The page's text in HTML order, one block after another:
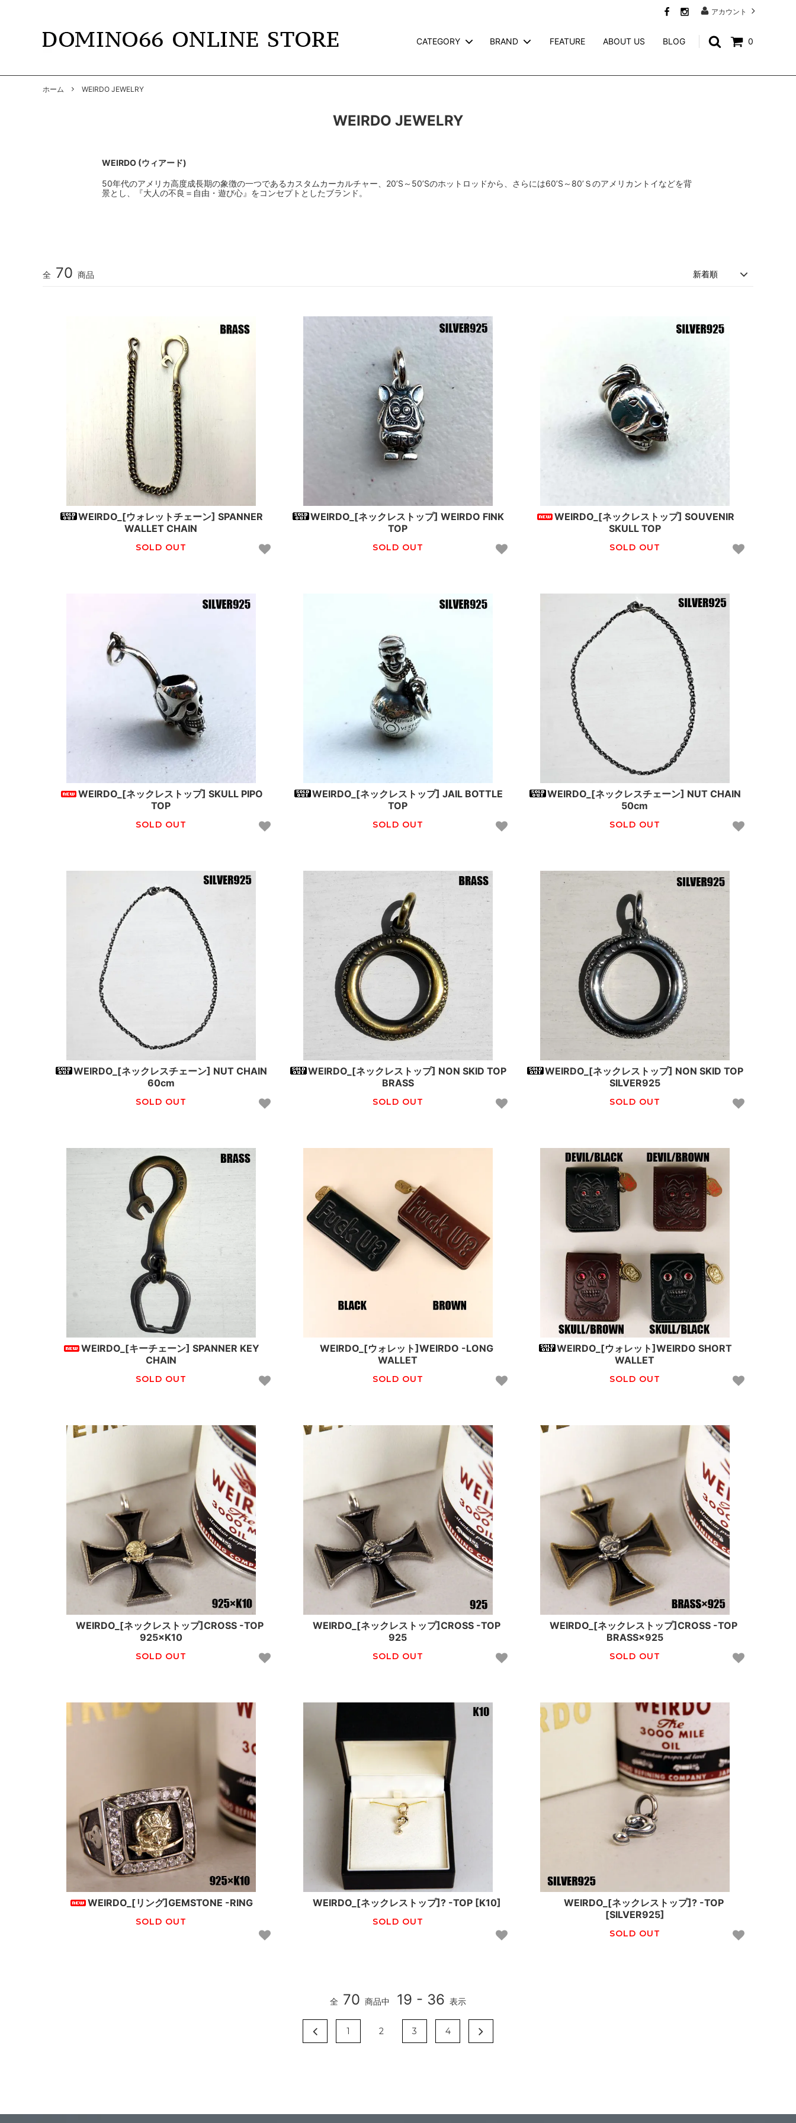
アカウント
0
CATEGORY BRAND
HWZNBROSS RWCHE GENERAL ADMISSION
FEATURE ABOUT US BLOG
ホーム WEIRDO JEWELRY
WEIRDO JEWELRY
WEIRDO (ウィアード)
50年代のアメリカ高度成長期の象徴の一つであるカスタムカーカルチャー、20’S～50’Sのホットロッドから、さらには60’S～80’Ｓのアメリカントイなどを背
景とし、『大人の不良＝自由・遊び心』をコンセプトとしたブランド。
全 70 商品
WEIRDO_[ウォレットチェーン] SPANNER
WALLET CHAIN
SOLD OUT
WEIRDO_[ネックレストップ] WEIRDO FINK
TOP
SOLD OUT
WEIRDO_[ネックレストップ] SOUVENIR
SKULL TOP
SOLD OUT
WEIRDO_[ネックレストップ] SKULL PIPO
TOP
SOLD OUT
WEIRDO_[ネックレストップ] JAIL BOTTLE
TOP
SOLD OUT
WEIRDO_[ネックレスチェーン] NUT CHAIN
50cm
SOLD OUT
WEIRDO_[ネックレスチェーン] NUT CHAIN
60cm
SOLD OUT
WEIRDO_[ネックレストップ] NON SKID TOP
BRASS
SOLD OUT
WEIRDO_[ネックレストップ] NON SKID TOP
SILVER925
SOLD OUT
WEIRDO_[キーチェーン] SPANNER KEY
CHAIN
SOLD OUT
WEIRDO_[ウォレット]WEIRDO -LONG
WALLET
SOLD OUT
WEIRDO_[ウォレット]WEIRDO SHORT
WALLET
SOLD OUT
WEIRDO_[ネックレストップ]CROSS -TOP
925×K10
SOLD OUT
WEIRDO_[ネックレストップ]CROSS -TOP
925
SOLD OUT
WEIRDO_[ネックレストップ]CROSS -TOP
BRASS×925
SOLD OUT
WEIRDO_[リング]GEMSTONE -RING
SOLD OUT
WEIRDO_[ネックレストップ]? -TOP [K10]
SOLD OUT
WEIRDO_[ネックレストップ]? -TOP
[SILVER925]
SOLD OUT
全 70 商品中 19 - 36 表示
1 2 3 4